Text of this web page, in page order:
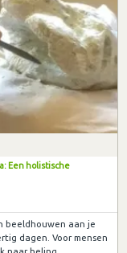
Een holistische
beeldhouwen aan je
dagen. Voor mensen